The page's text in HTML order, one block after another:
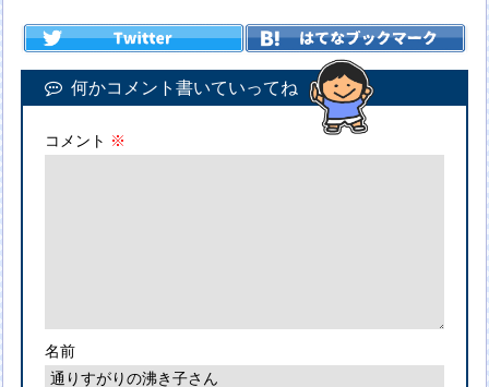
何かコメント書いていってね
コメント ※
名前